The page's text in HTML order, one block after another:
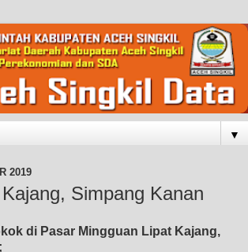
▼
2019
Simpang Kanan
di Pasar Mingguan Lipat Kajang,